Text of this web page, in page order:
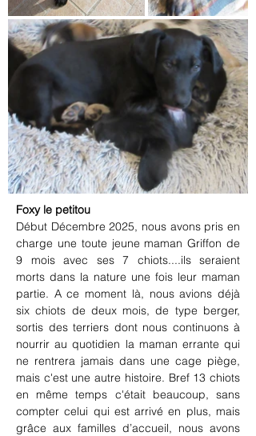
Foxy le petitou
Début Décembre 2025, nous avons pris en
charge une toute jeune maman Griffon de
9 mois avec ses 7 chiots....ils seraient
morts dans la nature une fois leur maman
partie. A ce moment là, nous avions déjà
six chiots de deux mois, de type berger,
sortis des terriers dont nous continuons à
nourrir au quotidien la maman errante qui
ne rentrera jamais dans une cage piège,
mais c'est une autre histoire. Bref 13 chiots
en même temps c'était beaucoup, sans
compter celui qui est arrivé en plus, mais
grâce aux familles d’accueil, nous avons